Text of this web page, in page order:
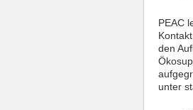
PEAC
den
unter